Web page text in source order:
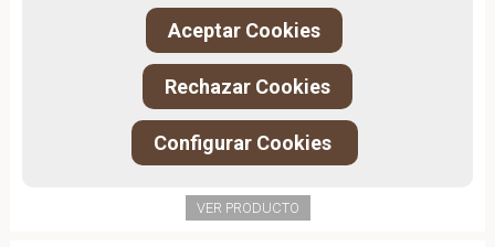
DANIELA V 2427
59,00€
VER PRODUCTO
Aceptar Cookies
Rechazar Cookies
Configurar Cookies